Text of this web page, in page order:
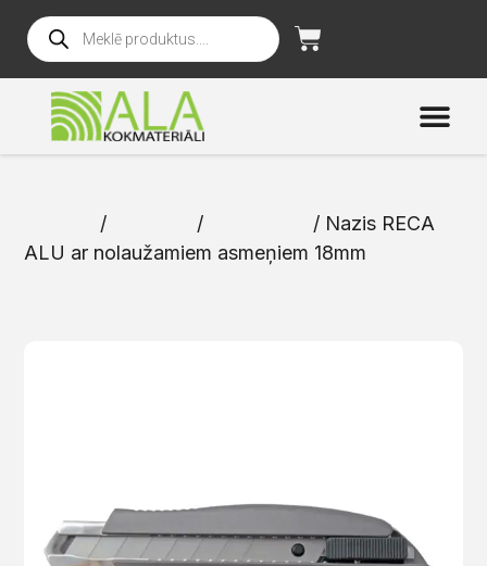
/ /
/ Nazis RECA
ALU ar nolaužamiem asmeņiem 18mm